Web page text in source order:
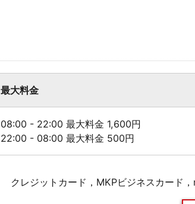
最大料金
08:00 - 22:00 最大料金 1,600円
22:00 - 08:00 最大料金 500円
クレジットカード，MKPビジネスカード